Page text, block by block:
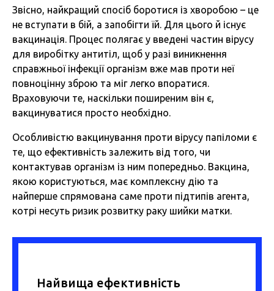
Звісно, найкращий спосіб боротися із хворобою – це
не вступати в бій, а запобігти їй. Для цього й існує
вакцинація. Процес полягає у введені частин вірусу
для виробітку антитіл, щоб у разі виникнення
справжньої інфекції організм вже мав проти неї
повноцінну зброю та міг легко впоратися.
Враховуючи те, наскільки поширеним він є,
вакцинуватися просто необхідно.
Особливістю вакцинування проти вірусу папіломи є
те, що ефективність залежить від того, чи
контактував організм із ним попередньо. Вакцина,
якою користуються, має комплексну дію та
найперше спрямована саме проти підтипів агента,
котрі несуть ризик розвитку раку шийки матки.
Найвища ефективність